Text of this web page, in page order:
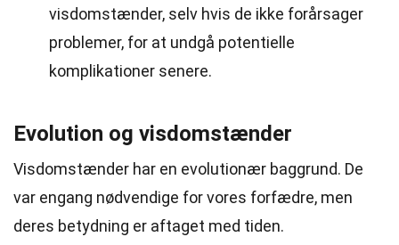
visdomstænder, selv hvis de ikke forårsager
problemer, for at undgå potentielle
komplikationer senere.
Evolution og visdomstænder
Visdomstænder har en evolutionær baggrund. De
var engang nødvendige for vores forfædre, men
deres betydning er aftaget med tiden.